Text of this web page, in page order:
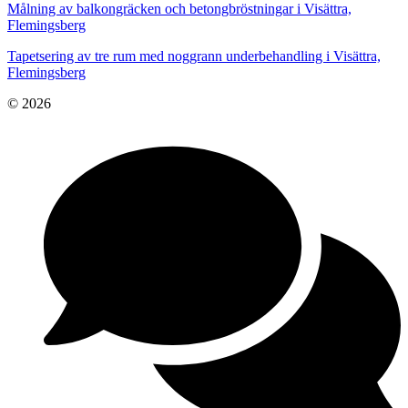
Målning av balkongräcken och betongbröstningar i Visättra,
Flemingsberg
Tapetsering av tre rum med noggrann underbehandling i Visättra,
Flemingsberg
© 2026